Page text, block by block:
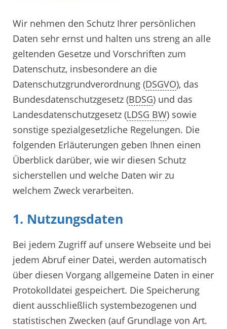
Wir nehmen den Schutz Ihrer persönlichen
Daten sehr ernst und halten uns streng an alle
geltenden Gesetze und Vorschriften zum
Datenschutz, insbesondere an die
Datenschutzgrundverordnung (DSGVO), das
Bundesdatenschutzgesetz (BDSG) und das
Landesdatenschutzgesetz (LDSG BW) sowie
sonstige spezialgesetzliche Regelungen. Die
folgenden Erläuterungen geben Ihnen einen
Überblick darüber, wie wir diesen Schutz
sicherstellen und welche Daten wir zu
welchem Zweck verarbeiten.
1. Nutzungsdaten
Bei jedem Zugriff auf unsere Webseite und bei
jedem Abruf einer Datei, werden automatisch
über diesen Vorgang allgemeine Daten in einer
Protokolldatei gespeichert. Die Speicherung
dient ausschließlich systembezogenen und
statistischen Zwecken (auf Grundlage von Art.